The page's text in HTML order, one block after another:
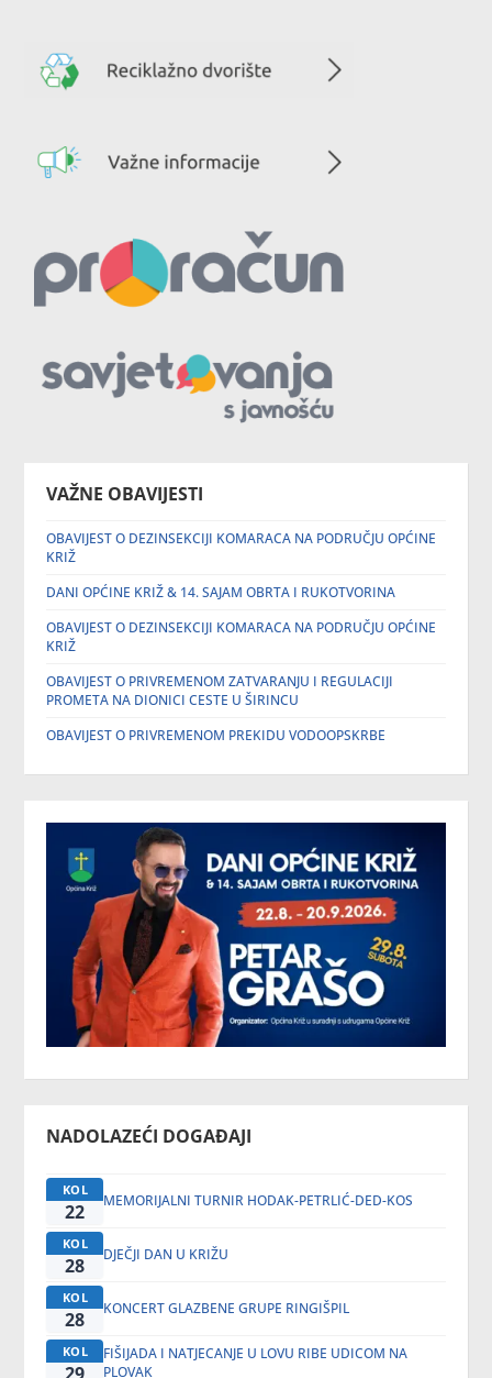
VAŽNE OBAVIJESTI
OBAVIJEST O DEZINSEKCIJI KOMARACA NA PODRUČJU OPĆINE
KRIŽ
DANI OPĆINE KRIŽ & 14. SAJAM OBRTA I RUKOTVORINA
OBAVIJEST O DEZINSEKCIJI KOMARACA NA PODRUČJU OPĆINE
KRIŽ
OBAVIJEST O PRIVREMENOM ZATVARANJU I REGULACIJI
PROMETA NA DIONICI CESTE U ŠIRINCU
OBAVIJEST O PRIVREMENOM PREKIDU VODOOPSKRBE
NADOLAZEĆI DOGAĐAJI
KOL
22 MEMORIJALNI TURNIR HODAK-PETRLIĆ-DED-KOS
KOL
28 DJEČJI DAN U KRIŽU
KOL
28 KONCERT GLAZBENE GRUPE RINGIŠPIL
KOL
FIŠIJADA I NATJECANJE U LOVU RIBE UDICOM NA
PLOVAK